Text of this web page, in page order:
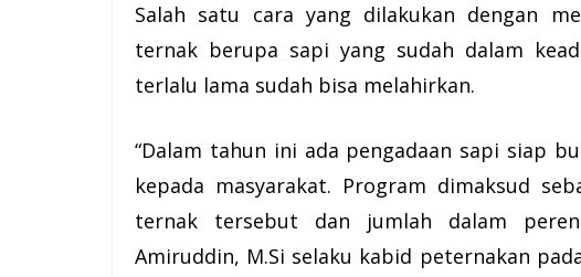
Salah satu cara yang dilakukan dengan
ternak berupa sapi yang sudah dalam
terlalu lama sudah bisa melahirkan.
“Dalam tahun ini ada pengadaan sapi siap
kepada masyarakat. Program dimaksud
ternak tersebut dan jumlah dalam
Amiruddin, M.Si selaku kabid peternakan